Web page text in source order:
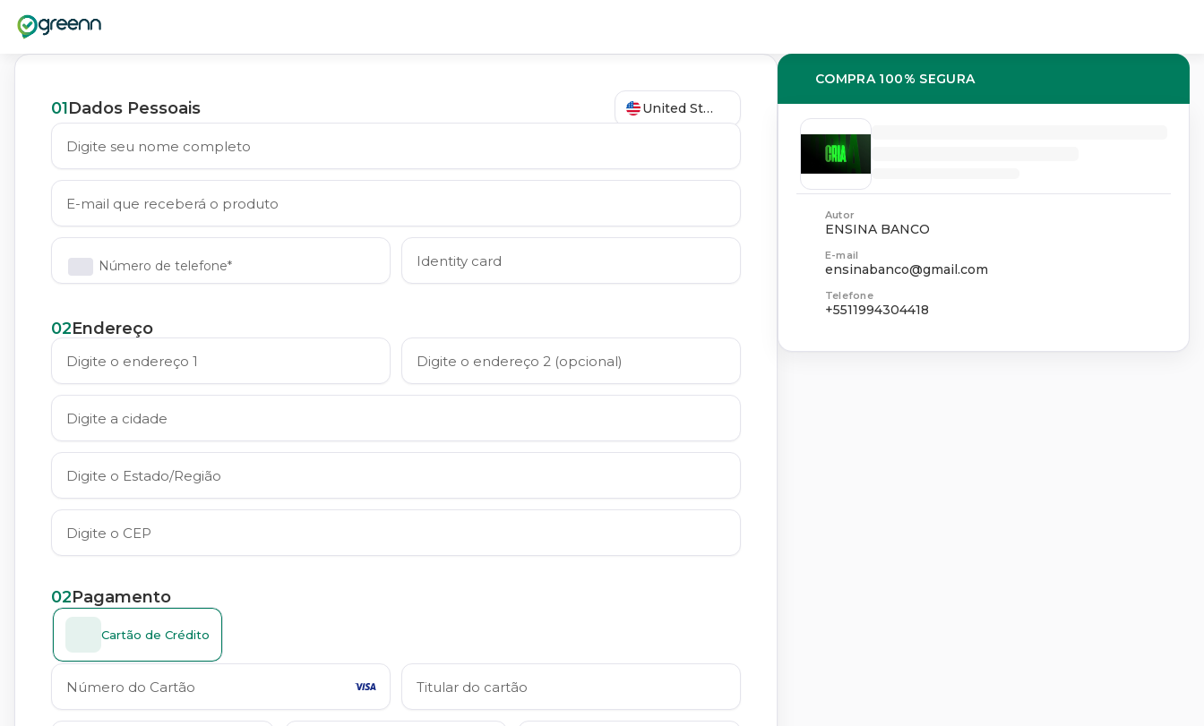
01Dados Pessoais United States
Número de telefone*
02Endereço
02Pagamento
Cartão de Crédito
COMPRA 100% SEGURA
Autor
ENSINA BANCO
E-mail
ensinabanco@gmail.com
Telefone
+5511994304418